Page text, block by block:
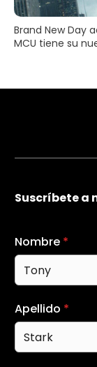
Brand New Day
MCU tiene su
Suscríbete a
Nombre *
Apellido *